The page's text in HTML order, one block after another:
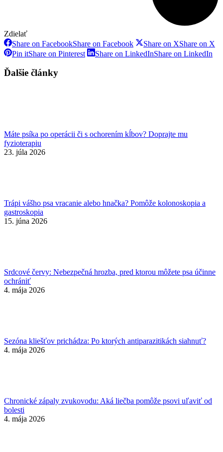
Zdielať
Share on FacebookShare on Facebook Share on XShare on X
Pin itShare on Pinterest Share on LinkedInShare on LinkedIn
Ďalšie články
Máte psíka po operácii či s ochorením kĺbov? Doprajte mu
fyzioterapiu
23. júla 2026
Trápi vášho psa vracanie alebo hnačka? Pomôže kolonoskopia a
gastroskopia
15. júna 2026
Srdcové červy: Nebezpečná hrozba, pred ktorou môžete psa účinne
ochrániť
4. mája 2026
Sezóna kliešťov prichádza: Po ktorých antiparazitikách siahnuť?
4. mája 2026
Chronické zápaly zvukovodu: Aká liečba pomôže psovi uľaviť od
bolesti
4. mája 2026